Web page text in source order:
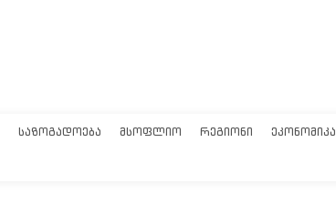
ᲡᲐᲖᲝᲒᲐᲓᲝᲔᲑᲐ ᲛᲡᲝᲤᲚᲘᲝ ᲠᲔᲒᲘᲝᲜᲘ ᲔᲙᲝᲜᲝᲛᲘᲙᲐ